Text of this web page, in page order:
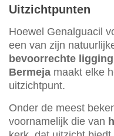
Uitzichtpunten
Hoewel Genalguacil
een van zijn
bevoorrechte
Bermeja maakt elke
uitzichtpunt.
Onder de meest
voornamelijk die van